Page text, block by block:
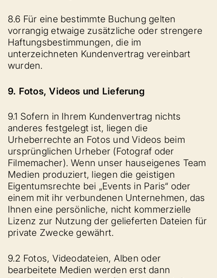
8.6 Für eine bestimmte Buchung gelten
vorrangig etwaige zusätzliche oder strengere
Haftungsbestimmungen, die im
unterzeichneten Kundenvertrag vereinbart
wurden.
9. Fotos, Videos und Lieferung
9.1 Sofern in Ihrem Kundenvertrag nichts
anderes festgelegt ist, liegen die
Urheberrechte an Fotos und Videos beim
ursprünglichen Urheber (Fotograf oder
Filmemacher). Wenn unser hauseigenes Team
Medien produziert, liegen die geistigen
Eigentumsrechte bei „Events in Paris“ oder
einem mit ihr verbundenen Unternehmen, das
Ihnen eine persönliche, nicht kommerzielle
Lizenz zur Nutzung der gelieferten Dateien für
private Zwecke gewährt.
9.2 Fotos, Videodateien, Alben oder
bearbeitete Medien werden erst dann